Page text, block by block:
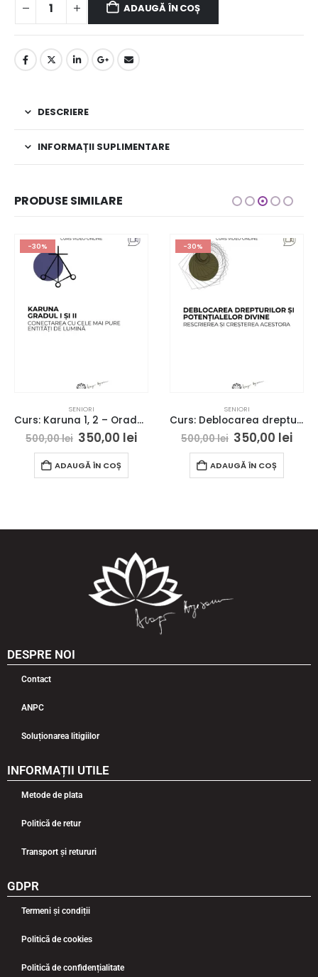
ADAUGĂ ÎN COȘ
DESCRIERE
INFORMAȚII SUPLIMENTARE
PRODUSE SIMILARE
-30%
SENIORI
Curs: Karuna 1, 2 – Oradea- acces online (Seniori)
500,00lei 350,00 lei
ADAUGĂ ÎN COȘ
-30%
SENIORI
Curs: Deblocarea drepturilor si potentialelor divine – Constanta – acces online (Seniori)
500,00lei 350,00 lei
ADAUGĂ ÎN COȘ
DESPRE NOI
Contact
ANPC
Soluționarea litigiilor
INFORMAȚII UTILE
Metode de plata
Politică de retur
Transport și retururi
GDPR
Termeni și condiții
Politică de cookies
Politică de confidențialitate